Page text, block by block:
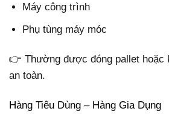
Máy công trình
Phụ tùng máy móc
👉 Thường được đóng pallet hoặc
an toàn.
Hàng Tiêu Dùng – Hàng Gia Dụng